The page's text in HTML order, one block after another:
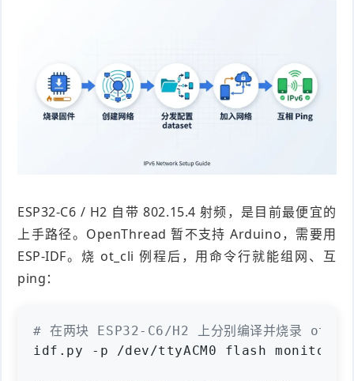
ESP32-C6 / H2 自带 802.15.4 射频，是目前最便宜的
上手路径。OpenThread 暂不支持 Arduino，需要用
ESP-IDF。烧 ot_cli 例程后，用命令行就能组网、互
ping：
# 在两块 ESP32-C6/H2 上分别编译并烧录
idf.py -p /dev/ttyACM0 flash monitor